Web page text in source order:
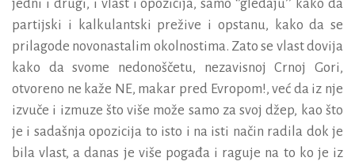
jedni i drugi, i vlast i opozicija, samo ‘’gledaju’’ kako da
partijski i kalkulantski prežive i opstanu, kako da se
prilagode novonastalim okolnostima. Zato se vlast dovija
kako da svome nedonoščetu, nezavisnoj Crnoj Gori,
otvoreno ne kaže NE, makar pred Evropom!, već da iz nje
izvuče i izmuze što više može samo za svoj džep, kao što
je i sadašnja opozicija to isto i na isti način radila dok je
bila vlast, a danas je više pogađa i raguje na to ko je iz